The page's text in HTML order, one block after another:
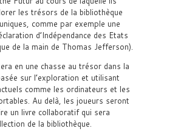
les trésors de la bibliothèque
comme par exemple une
d’Indépendance des Etats
de la main de Thomas Jefferson).
en une chasse au trésor dans la
sur l’exploration et utilisant
comme les ordinateurs et les
Au delà, les joueurs seront
un livre collaboratif qui sera
de la bibliothèque.